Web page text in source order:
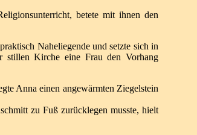
betetemit ihnen den
Naheliegende und setzte sich in
stillen Kirche eine Frau den Vorhang
Anna einen angewärmten Ziegelstein
zu Fuß zurücklegen musste, hielt